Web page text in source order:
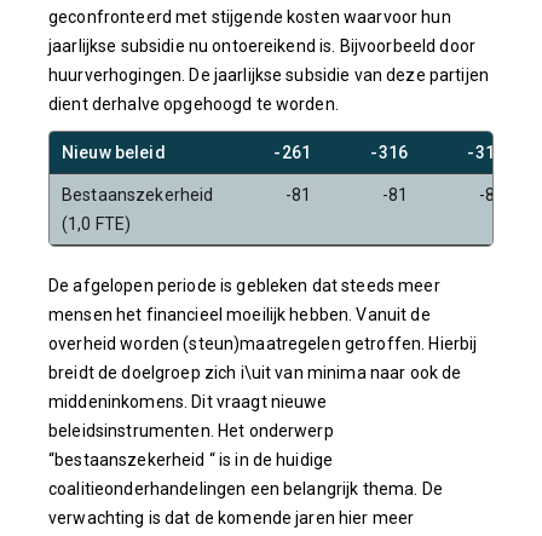
geconfronteerd met stijgende kosten waarvoor hun
jaarlijkse subsidie nu ontoereikend is. Bijvoorbeeld door
huurverhogingen. De jaarlijkse subsidie van deze partijen
dient derhalve opgehoogd te worden.
Nieuw beleid -261 -316 -316
Bestaanszekerheid
(1,0 FTE)
-81 -81 -81
De afgelopen periode is gebleken dat steeds meer
mensen het financieel moeilijk hebben. Vanuit de
overheid worden (steun)maatregelen getroffen. Hierbij
breidt de doelgroep zich i\uit van minima naar ook de
middeninkomens. Dit vraagt nieuwe
beleidsinstrumenten. Het onderwerp
“bestaanszekerheid “ is in de huidige
coalitieonderhandelingen een belangrijk thema. De
verwachting is dat de komende jaren hier meer